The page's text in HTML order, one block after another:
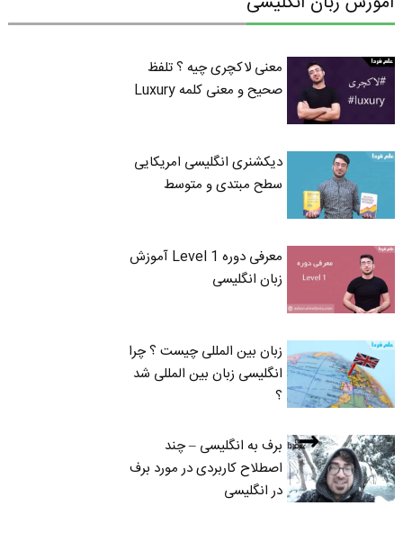
معنی لاکچری چیه ؟ تلفظ
صحیح و معنی کلمه Luxury
دیکشنری انگلیسی امریکایی
سطح مبتدی و متوسط
معرفی دوره Level 1 آموزش
زبان انگلیسی
زبان بین المللی چیست ؟ چرا
انگلیسی زبان بین المللی شد
؟
برف به انگلیسی – چند
اصطلاح کاربردی در مورد برف
در انگلیسی